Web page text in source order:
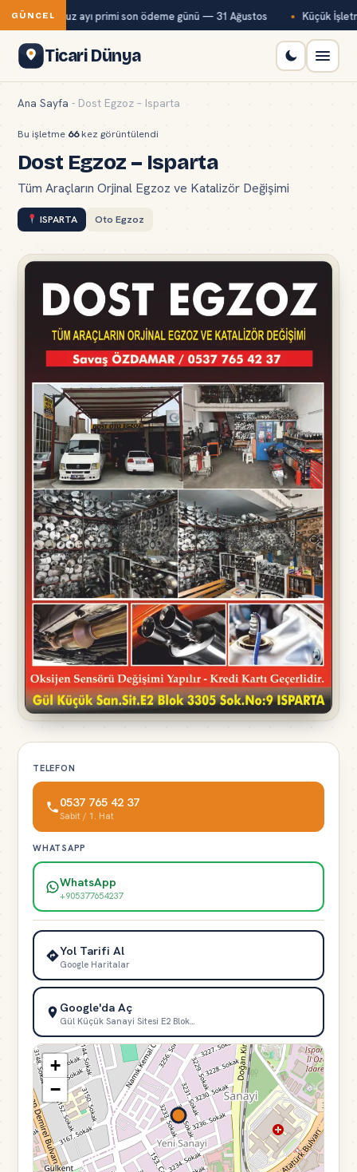
GÜNCEL
Kur temmuz ayı primi son ödeme günü — 31 Ağustos Küçük
Ticari Dünya
Ana Sayfa - Dost Egzoz – Isparta
Bu işletme 66kez görüntülendi
Dost Egzoz – Isparta
Tüm Araçların Orjinal Egzoz ve Katalizör Değişimi
ISPARTA Oto Egzoz
TELEFON
0537 765 42 37
Sabit / 1. Hat
WHATSAPP
WhatsApp
+905377654237
Yol Tarifi Al
Google Haritalar
Google'da Aç
Gül Küçük Sanayi Sitesi E2 Blok…
+
−